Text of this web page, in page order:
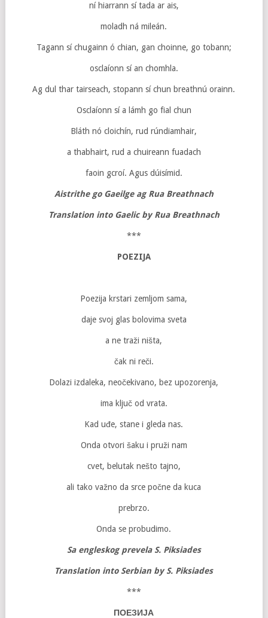
ní hiarrann sí tada ar ais,
moladh ná mileán.
Tagann sí chugainn ó chian, gan choinne, go tobann;
osclaíonn sí an chomhla.
Ag dul thar tairseach, stopann sí chun breathnú orainn.
Osclaíonn sí a lámh go fial chun
Bláth nó cloichín, rud rúndiamhair,
a thabhairt, rud a chuireann fuadach
faoin gcroí. Agus dúisímid.
Aistrithe go Gaeilge ag Rua Breathnach
Translation into Gaelic byRua Breathnach
***
POEZIJA
Poezija krstari zemljom sama,
daje svoj glas bolovima sveta
a ne traži ništa,
čak ni reči.
Dolazi izdaleka, neočekivano, bez upozorenja,
ima ključ od vrata.
Kad uđe, stane i gleda nas.
Onda otvori šaku i pruži nam
cvet, belutak nešto tajno,
ali tako važno da srce počne da kuca
prebrzo.
Onda se probudimo.
Sa engleskog prevela S. Piksiades
Translation into Serbian by S. Piksiades
***
ПОЕЗИЈА